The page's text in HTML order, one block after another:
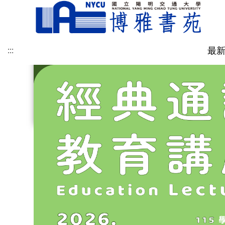
::: 最
博雅訊息
書苑介紹 書苑成員
社群與永續教育中心
SDGs永續活動與課程
人文科學中心
博雅專欄 提問與建議
修課規定 學習地圖
博雅跨域社群 課程時間表
表單規章
聯絡我們-地圖 聯絡我們-意見回饋
經
講
座
博
學
分